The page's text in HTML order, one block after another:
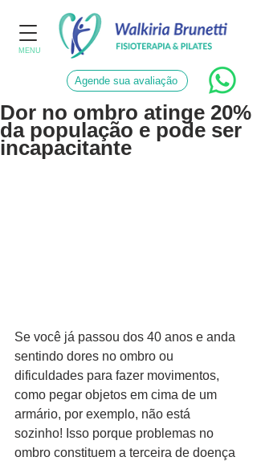
MENU
Agende sua avaliação
Dor no ombro atinge 20%
da população e pode ser
incapacitante
Se você já passou dos 40 anos e anda
sentindo dores no ombro ou
dificuldades para fazer movimentos,
como pegar objetos em cima de um
armário, por exemplo, não está
sozinho! Isso porque problemas no
ombro constituem a terceira de doença